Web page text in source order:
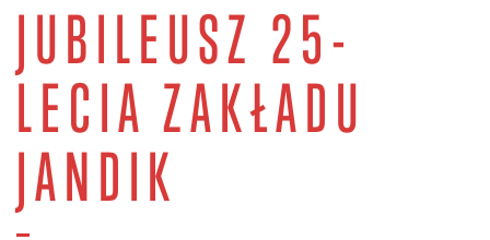
JUBILEUSZ 25-
LECIA ZAKŁADU
JANDIK